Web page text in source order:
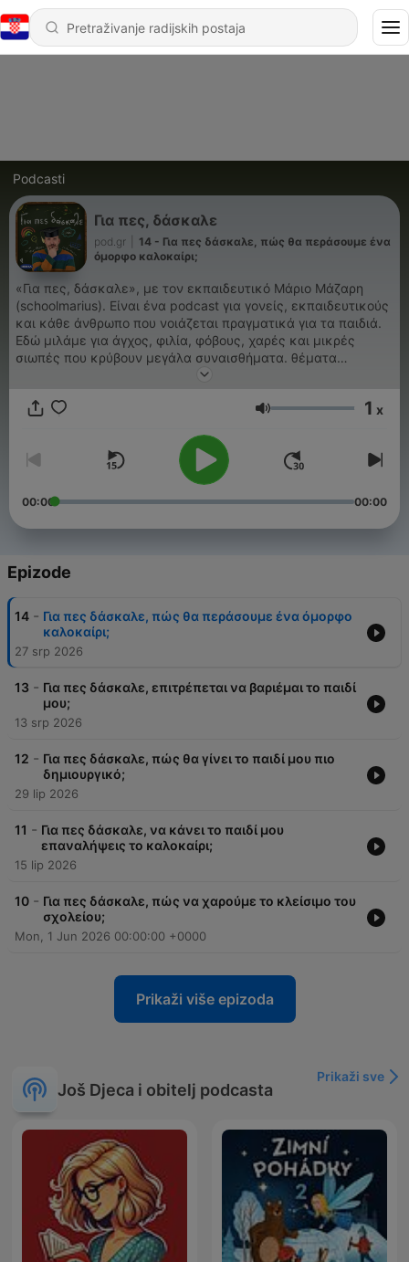
Podcasti
Για πες, δάσκαλε
pod.gr
14 - Για πες δάσκαλε, πώς θα περάσουμε ένα
όμορφο καλοκαίρι;
«Για πες, δάσκαλε», με τον εκπαιδευτικό Μάριο Μάζαρη
(schoolmarius). Eίναι ένα podcast για γονείς, εκπαιδευτικούς
και κάθε άνθρωπο που νοιάζεται πραγματικά για τα παιδιά.
Εδώ μιλάμε για άγχος, φιλία, φόβους, χαρές και μικρές
σιωπές που κρύβουν μεγάλα συναισθήματα. θέματα
γονεϊκότητας, σχολείου, σχέσεων με παιδιά, γονείς,
θεωρίες και “πρέπει”, ψάχνουμε τρόπους να ακούμε, να
κάθε παιδί χρειάζεται κάποιον να του πει: «Σε βλέπω. Σε
ακούω. Είμαι εδώ.»
Glasnoća 1 x
00:00 00:00
Epizode
14 - Για πες δάσκαλε, πώς θα περάσουμε ένα όμορφο
καλοκαίρι;
27 srp 2026
13 - Για πες δάσκαλε, επιτρέπεται να βαριέμαι το παιδί
μου;
13 srp 2026
12 - Για πες δάσκαλε, πώς θα γίνει το παιδί μου πιο
δημιουργικό;
29 lip 2026
11 - Για πες δάσκαλε, να κάνει το παιδί μου
επαναλήψεις το καλοκαίρι;
15 lip 2026
10 - Για πες δάσκαλε, πώς να χαρούμε το κλείσιμο του
σχολείου;
Mon, 1 Jun 2026 00:00:00 +0000
Prikaži više epizoda
Još Djeca i obitelj podcasta
Prikaži sve